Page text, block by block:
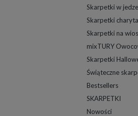
Skarpetki w
Skarpetki
Skarpetki na
mixTURY
Skarpetki
Świąteczne
Bestsellers
SKARPETKI
Nowości